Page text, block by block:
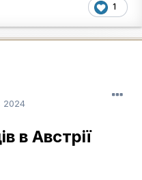
1
2024
в Австрії